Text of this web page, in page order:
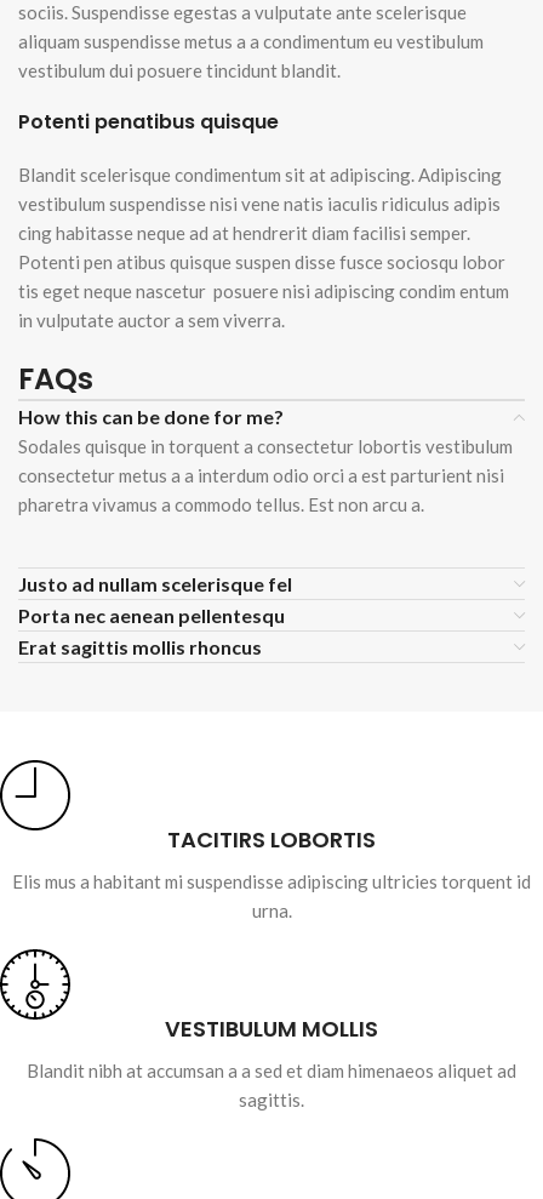
sociis. Suspendisse egestas a vulputate ante scelerisque
aliquam suspendisse metus a a condimentum eu vestibulum
vestibulum dui posuere tincidunt blandit.
Potenti penatibus quisque
Blandit scelerisque condimentum sit at adipiscing. Adipiscing
vestibulum suspendisse nisi vene natis iaculis ridiculus adipis
cing habitasse neque ad at hendrerit diam facilisi semper.
Potenti pen atibus quisque suspen disse fusce sociosqu lobor
tis eget neque nascetur posuere nisi adipiscing condim entum
in vulputate auctor a sem viverra.
FAQs
How this can be done for me?
Sodales quisque in torquent a consectetur lobortis vestibulum
consectetur metus a a interdum odio orci a est parturient nisi
pharetra vivamus a commodo tellus. Est non arcu a.
Justo ad nullam scelerisque fel
Porta nec aenean pellentesqu
Erat sagittis mollis rhoncus
TACITIRS LOBORTIS
Elis mus a habitant mi suspendisse adipiscing ultricies torquent id
urna.
VESTIBULUM MOLLIS
Blandit nibh at accumsan a a sed et diam himenaeos aliquet ad
sagittis.